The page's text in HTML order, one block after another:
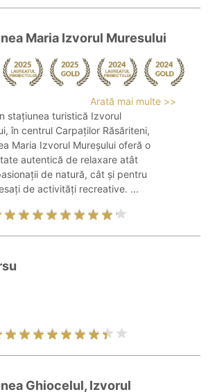
Maria Izvorul Muresului
Arată mai multe >>
stațiunea turistică Izvorul
în centrul Carpaților Răsăriteni,
Maria Izvorul Mureșului oferă o
autentică de relaxare atât
de natură, cât și pentru
de activități recreative. ...
Ghiocelul, Izvorul